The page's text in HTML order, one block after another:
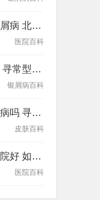
北京中日友好医院银屑病 北京中日友好医院银屑病专家
医院百科
寻常银屑病怎么忌口 寻常型银屑病有什么忌口
银屑病百科
寻常型银屑病是血液病吗 寻常型银屑病能活多久
皮肤百科
如东看牛皮癣哪个医院好 如东看皮肤病去哪
医院百科